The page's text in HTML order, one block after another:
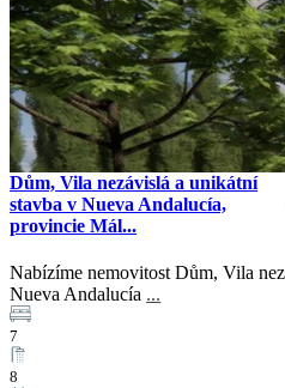
Dům, Vila nezávislá a unikátní
stavba v Nueva Andalucía,
provincie Mál...
Nabízíme nemovitost Dům, Vila
Nueva Andalucía ...
7
8